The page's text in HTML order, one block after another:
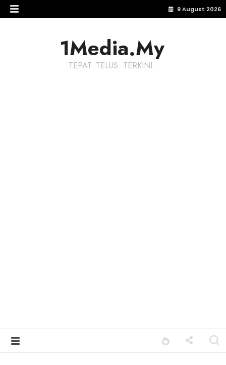
9 August 2026
1Media.My
TEPAT. TELUS. TERKINI.